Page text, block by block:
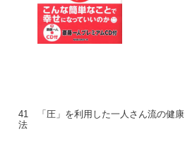
41 「圧」を利用した一人さん流の健康
法